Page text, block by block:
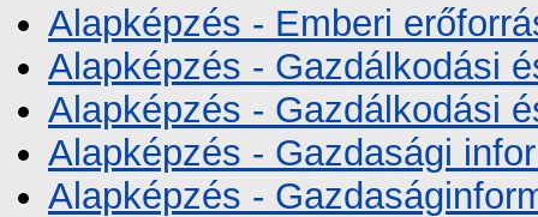
Alapképzés - Emberi
Alapképzés - Gazdálkodási
Alapképzés - Gazdálkodási
Alapképzés - Gazdasági
Alapképzés -